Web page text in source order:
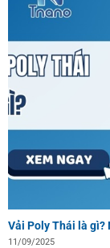
Vải Poly Thái là gì?
11/09/2025